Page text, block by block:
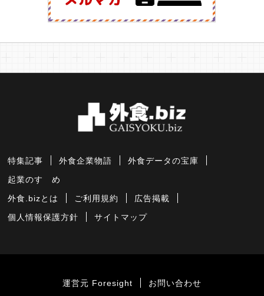
特集記事 外食企業物語 外食データの宝庫
起業のすゝめ
外食.bizとは ご利用規約 広告掲載
個人情報保護方針 サイトマップ
運営元 Foresight お問い合わせ